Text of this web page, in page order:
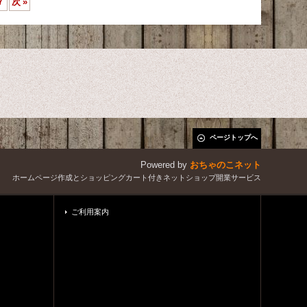
ページトップへ
Powered by おちゃのこネット
ホームページ作成とショッピングカート付きネットショップ開業サービス
ご利用案内